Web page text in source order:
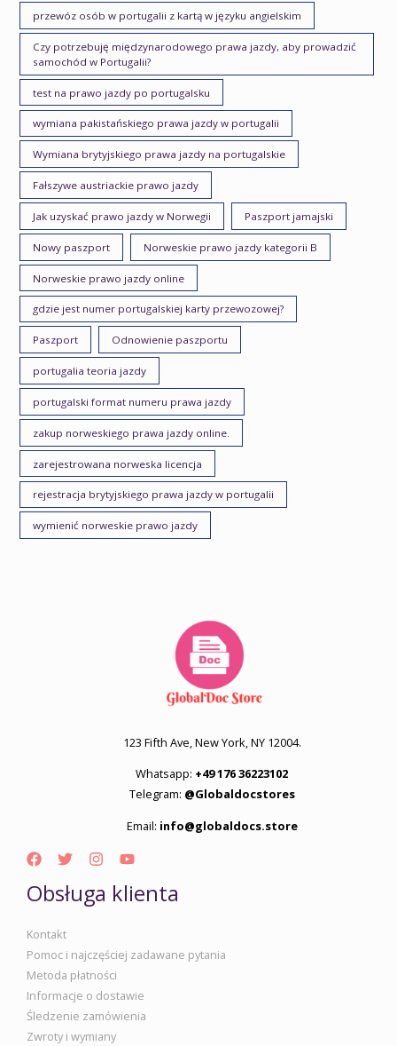
przewóz osób w portugalii z kartą w języku angielskim
Czy potrzebuję międzynarodowego prawa jazdy, aby prowadzić
samochód w Portugalii?
test na prawo jazdy po portugalsku
wymiana pakistańskiego prawa jazdy w portugalii
Wymiana brytyjskiego prawa jazdy na portugalskie
Fałszywe austriackie prawo jazdy
Jak uzyskać prawo jazdy w Norwegii Paszport jamajski
Nowy paszport Norweskie prawo jazdy kategorii B
Norweskie prawo jazdy online
gdzie jest numer portugalskiej karty przewozowej?
Paszport Odnowienie paszportu
portugalia teoria jazdy
portugalski format numeru prawa jazdy
zakup norweskiego prawa jazdy online.
zarejestrowana norweska licencja
rejestracja brytyjskiego prawa jazdy w portugalii
wymienić norweskie prawo jazdy
123 Fifth Ave, New York, NY 12004.
Whatsapp: +49 176 36223102
Telegram: @Globaldocstores
Email: info@globaldocs.store
Obsługa klienta
Kontakt
Pomoc i najczęściej zadawane pytania
Metoda płatności
Informacje o dostawie
Śledzenie zamówienia
Zwroty i wymiany